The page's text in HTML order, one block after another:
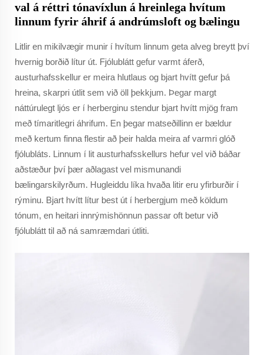
val á réttri tónavíxlun á hreinlega hvítum
linnum fyrir áhrif á andrúmsloft og bælingu
Litlir en mikilvægir munir í hvítum linnum geta alveg breytt því
hvernig borðið lítur út. Fjólublátt gefur varmt áferð,
austurhafsskellur er meira hlutlaus og bjart hvítt gefur þá
hreina, skarpri útlit sem við öll þekkjum. Þegar margt
náttúrulegt ljós er í herberginu stendur bjart hvítt mjög fram
með tímaritlegri áhrifum. En þegar matseðillinn er bældur
með kertum finna flestir að þeir halda meira af varmri glóð
fjólubláts. Linnum í lit austurhafsskellurs hefur vel við báðar
aðstæður því þær aðlagast vel mismunandi
bælingarskilyrðum. Hugleiddu líka hvaða litir eru yfirburðir í
rýminu. Bjart hvítt lítur best út í herbergjum með köldum
tónum, en heitari innrýmishönnun passar oft betur við
fjólublátt til að ná samræmdari útliti.